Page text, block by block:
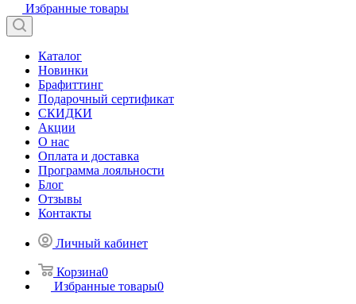
Избранные товары
Каталог
Новинки
Брафиттинг
Подарочный сертификат
СКИДКИ
Акции
О нас
Оплата и доставка
Программа лояльности
Блог
Отзывы
Контакты
Личный кабинет
Корзина0
Избранные товары0